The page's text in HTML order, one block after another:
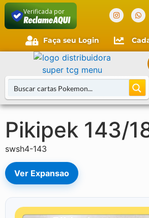
Verificada por
Faça seu Login
Pikipek 143/
swsh4-143
Ver Expansao
Faça seu login
Cliente novo?Comece aqui.